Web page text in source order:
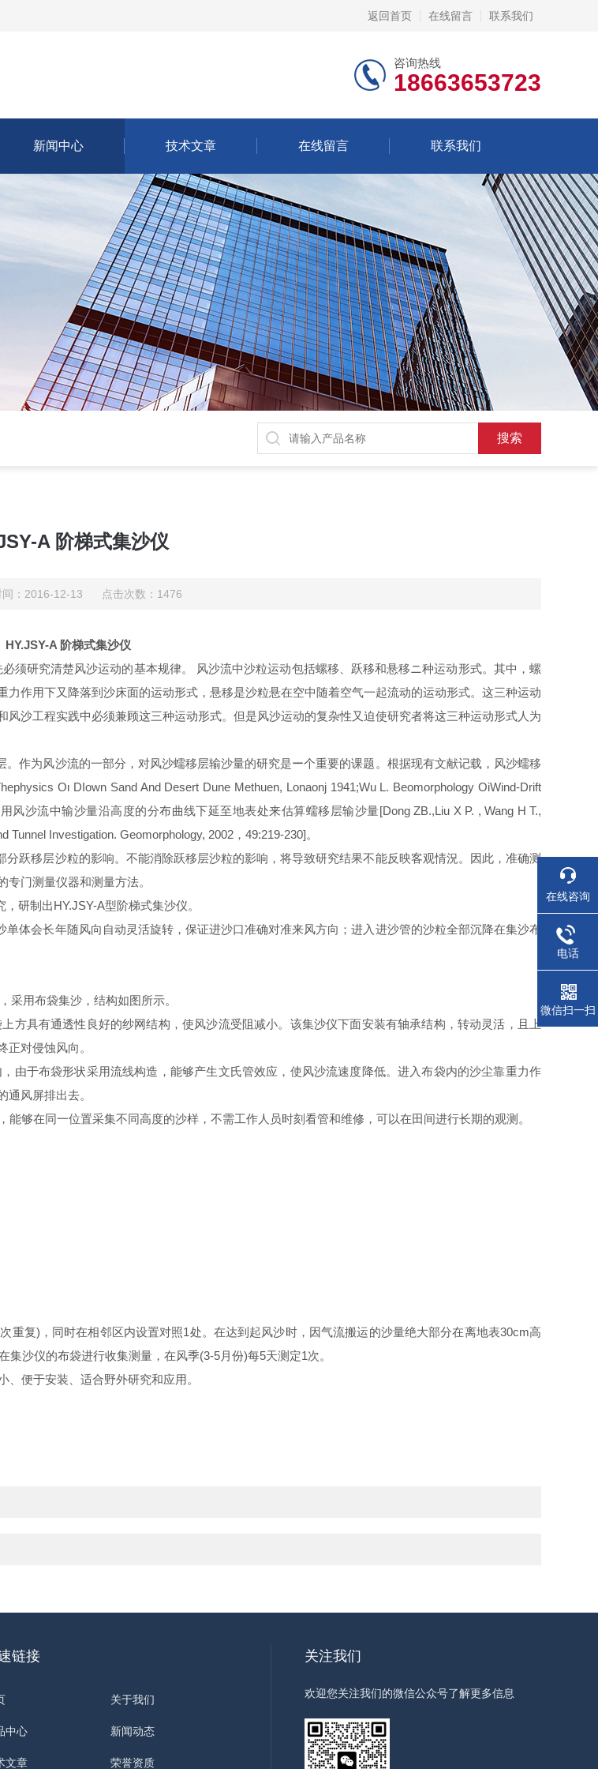
返回首页 在线留言 联系我们
咨询热线
18663653723
新闻中心 技术文章 在线留言 联系我们
A 阶梯式集沙仪
间：2016-12-13 点击次数：1476
HY.JSY-A 阶梯式集沙仪
须研究清楚风沙运动的基本规律。 风沙流中沙粒运动包括螺移、跃移和悬移ニ种运动形式。其中，螺
作用下又降落到沙床面的运动形式，悬移是沙粒悬在空中随着空气一起流动的运动形式。这三种运动
沙工程实践中必须兼顾这三种运动形式。但是风沙运动的复杂性又迫使研究者将这三种运动形式人为
作为风沙流的一部分，对风沙蠕移层输沙量的研究是ー个重要的课题。根据现有文献记载，风沙蠕移
Οι DIown Sand And Desert Dune Methuen, Lonaonj 1941;Wu L. Beomorphology OiWind-Drift
风沙流中输沙量沿高度的分布曲线下延至地表处来估算蠕移层输沙量[Dong ZB.,Liu X P. , Wang H T.,
Investigation. Geomorphology, 2002，49:219-230]。
跃移层沙粒的影响。不能消除跃移层沙粒的影响，将导致研究结果不能反映客观情況。因此，准确测
专门测量仪器和测量方法。
，研制出HY.JSY-A型阶梯式集沙仪。
体会长年随风向自动灵活旋转，保证进沙口准确对准来风方向；进入进沙管的沙粒全部沉降在集沙布
采用布袋集沙，结构如图所示。
具有通透性良好的纱网结构，使风沙流受阻减小。该集沙仪下面安装有轴承结构，转动灵活，且上
对侵蚀风向。
由于布袋形状采用流线构造，能够产生文氏管效应，使风沙流速度降低。进入布袋内的沙尘靠重力作
风屏排出去。
够在同一位置采集不同高度的沙样，不需工作人员时刻看管和维修，可以在田间进行长期的观测。
重复)，同时在相邻区内设置对照1处。在达到起风沙时，因气流搬运的沙量绝大部分在离地表30cm高
集沙仪的布袋进行收集测量，在风季(3-5月份)每5天测定1次。
、 便于安装、 适合野外研究和应用。
链接
关于我们
中心 新闻动态
文章 荣誉资质
关注我们
欢迎您关注我们的微信公众号了解更多信息
在线咨询
电话
微信扫一扫